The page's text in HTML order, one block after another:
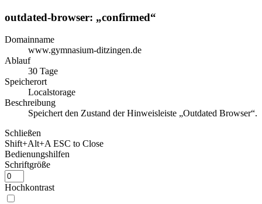
outdated-browser: „confirmed“
Domainname
www.gymnasium-ditzingen.de
Ablauf
30 Tage
Speicherort
Localstorage
Beschreibung
Speichert den Zustand der Hinweisleiste „Outdated Browser“.
Schließen
Shift+Alt+A ESC to Close
Bedienungshilfen
Schriftgröße
Hochkontrast